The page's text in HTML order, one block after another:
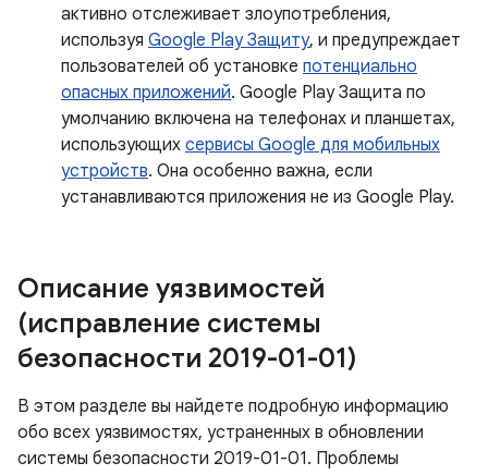
активно отслеживает злоупотребления,
используя Google Play Защиту, и предупреждает
пользователей об установке потенциально
опасных приложений. Google Play Защита по
умолчанию включена на телефонах и планшетах,
использующих сервисы Google для мобильных
устройств. Она особенно важна, если
устанавливаются приложения не из Google Play.
Описание уязвимостей
(исправление системы
безопасности 2019-01-01)
В этом разделе вы найдете подробную информацию
обо всех уязвимостях, устраненных в обновлении
системы безопасности 2019-01-01. Проблемы